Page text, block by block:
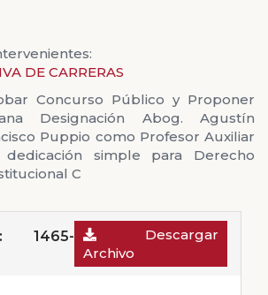
DE CARRERAS
Concurso Público y Proponer
Designación Abog. Agustín
Puppio como Profesor Auxiliar
simple para Derecho
C
1465-
Descargar
Archivo